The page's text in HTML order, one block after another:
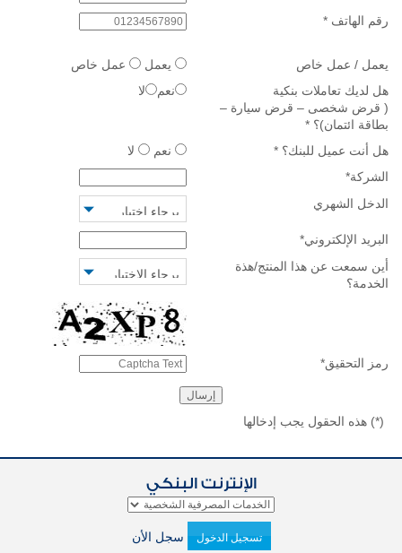
رقم الهاتف *
يعمل / عمل خاص يعمل
عمل خاص
هل لديك تعاملات بنكية
( قرض شخصى – قرض سيارة –
بطاقة ائتمان)؟ *
نعم لا
هل أنت عميل للبنك؟ * نعم
لا
الشركة*
الدخل الشهري
البريد الإلكتروني*
أين سمعت عن هذا المنتج/هذة
الخدمة؟
رمز التحقيق*
(*) هذه الحقول يجب إدخالها
الإنترنت البنكي
تسجيل الدخول سجل الأن